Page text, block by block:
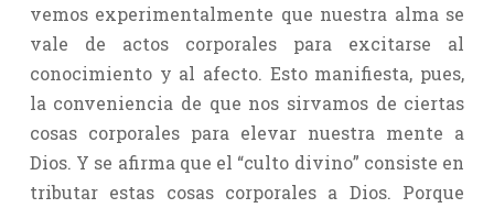
vemos experimentalmente que nuestra alma se
vale de actos corporales para excitarse al
conocimiento y al afecto. Esto manifiesta, pues,
la conveniencia de que nos sirvamos de ciertas
cosas corporales para elevar nuestra mente a
Dios. Y se afirma que el “culto divino” consiste en
tributar estas cosas corporales a Dios. Porque